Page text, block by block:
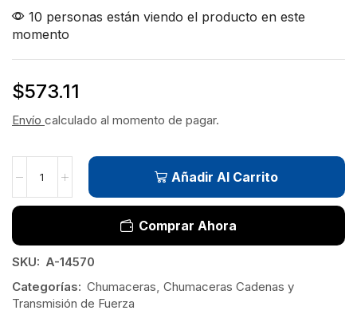
10 personas están viendo el producto en este
momento
$573.11
Envío calculado al momento de pagar.
Añadir Al Carrito
Comprar Ahora
SKU: A-14570
Categorías: Chumaceras, Chumaceras Cadenas y
Transmisión de Fuerza